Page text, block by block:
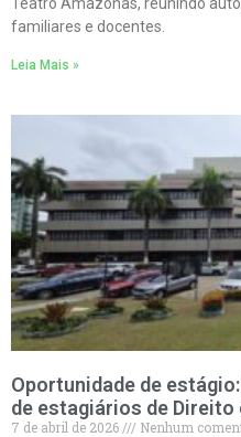
familiares e docentes.
Leia Mais »
Oportunidade de
de estagiários de
7 de abril de 2026
Nenhum